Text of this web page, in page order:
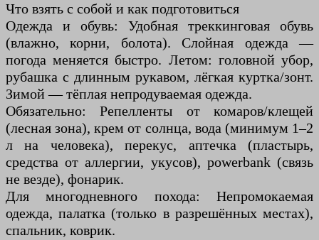
Что взять с собой и как подготовиться
Одежда и обувь: Удобная треккинговая обувь
(влажно, корни, болота). Слойная одежда —
погода меняется быстро. Летом: головной убор,
рубашка с длинным рукавом, лёгкая куртка/зонт.
Зимой — тёплая непродуваемая одежда.
Обязательно: Репелленты от комаров/клещей
(лесная зона), крем от солнца, вода (минимум 1–2
л на человека), перекус, аптечка (пластырь,
средства от аллергии, укусов), powerbank (связь
не везде), фонарик.
Для многодневного похода: Непромокаемая
одежда, палатка (только в разрешённых местах),
спальник, коврик.